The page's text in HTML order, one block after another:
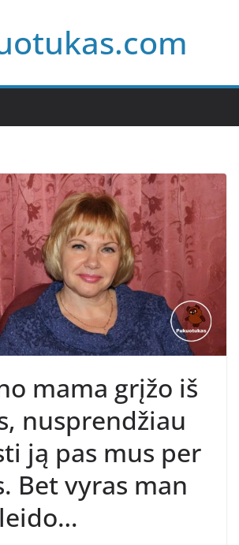
mama grįžo iš
nusprendžiau
ją pas mus per
Bet vyras man